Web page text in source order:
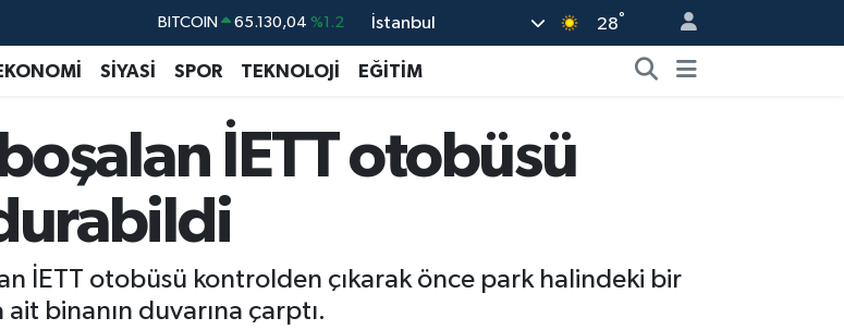
DOLAR 47,7106 %0.17
EURO 55,1652 %0.27
GRAM ALTIN 6648.99 %2.59
BİST100 13.773 %-19
BITCOIN
İstanbul 28°
SİYASİ SPOR TEKNOLOJİ EĞİTİM
İETT otobüsü
İETT otobüsü kontrolden çıkarak önce park halindeki bir
binanın duvarına çarptı.